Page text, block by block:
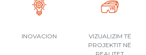
INOVACION
VIZUALIZIM TË
PROJEKTIT NË